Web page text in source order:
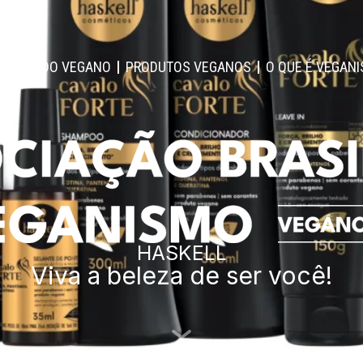
VEGANO PRODUTOS VEGANOS O QUE É
HASKELL
Viva a beleza de ser você!